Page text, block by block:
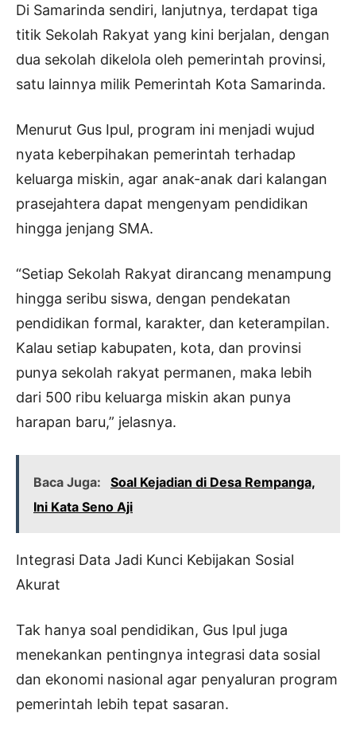
Di Samarinda sendiri, lanjutnya, terdapat tiga
titik Sekolah Rakyat yang kini berjalan, dengan
dua sekolah dikelola oleh pemerintah provinsi,
satu lainnya milik Pemerintah Kota Samarinda.
Menurut Gus Ipul, program ini menjadi wujud
nyata keberpihakan pemerintah terhadap
keluarga miskin, agar anak-anak dari kalangan
prasejahtera dapat mengenyam pendidikan
hingga jenjang SMA.
“Setiap Sekolah Rakyat dirancang menampung
hingga seribu siswa, dengan pendekatan
pendidikan formal, karakter, dan keterampilan.
Kalau setiap kabupaten, kota, dan provinsi
punya sekolah rakyat permanen, maka lebih
dari 500 ribu keluarga miskin akan punya
harapan baru,” jelasnya.
Baca Juga:
Soal Kejadian di Desa Rempanga,
Ini Kata Seno Aji
Integrasi Data Jadi Kunci Kebijakan Sosial
Akurat
Tak hanya soal pendidikan, Gus Ipul juga
menekankan pentingnya integrasi data sosial
dan ekonomi nasional agar penyaluran program
pemerintah lebih tepat sasaran.